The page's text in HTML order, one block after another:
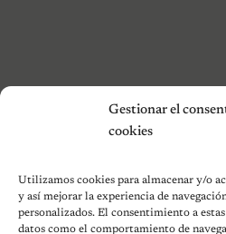
Gestionar el
cookies
Utilizamos cookies para almacenar y/o
y así mejorar la experiencia de
personalizados. El consentimiento a
datos como el comportamiento de